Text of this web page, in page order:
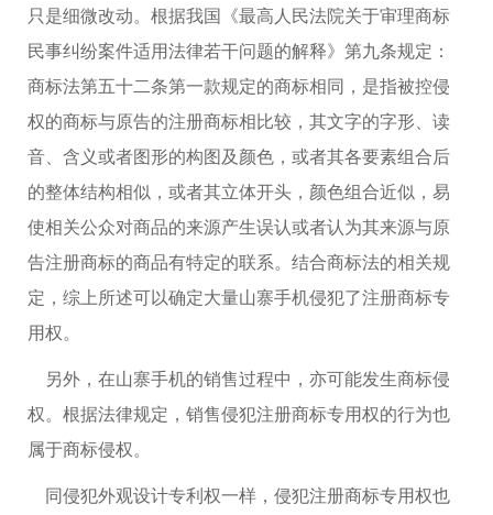
只是细微改动。根据我国《最高人民法院关于审理商标
民事纠纷案件适用法律若干问题的解释》第九条规定：
商标法第五十二条第一款规定的商标相同，是指被控侵
权的商标与原告的注册商标相比较，其文字的字形、读
音、含义或者图形的构图及颜色，或者其各要素组合后
的整体结构相似，或者其立体开头，颜色组合近似，易
使相关公众对商品的来源产生误认或者认为其来源与原
告注册商标的商品有特定的联系。结合商标法的相关规
定，综上所述可以确定大量山寨手机侵犯了注册商标专
用权。
另外，在山寨手机的销售过程中，亦可能发生商标侵
权。根据法律规定，销售侵犯注册商标专用权的行为也
属于商标侵权。
同侵犯外观设计专利权一样，侵犯注册商标专用权也